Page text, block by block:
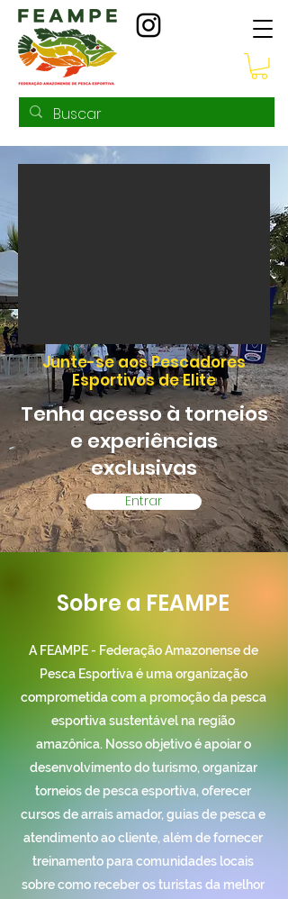
Junte-se aos Pescadores
Esportivos de Elite
Tenha acesso à torneios
e experiências
exclusivas
Entrar
Sobre a FEAMPE
A FEAMPE - Federação Amazonense de
Pesca Esportiva é uma organização
comprometida com a promoção da pesca
esportiva sustentável na região
amazônica. Nosso objetivo é apoiar o
desenvolvimento do turismo, organizar
torneios de pesca esportiva, oferecer
cursos de arrais amador, guias de pesca e
atendimento ao cliente, além de fornecer
treinamento para comunidades locais
sobre como receber os turistas da melhor